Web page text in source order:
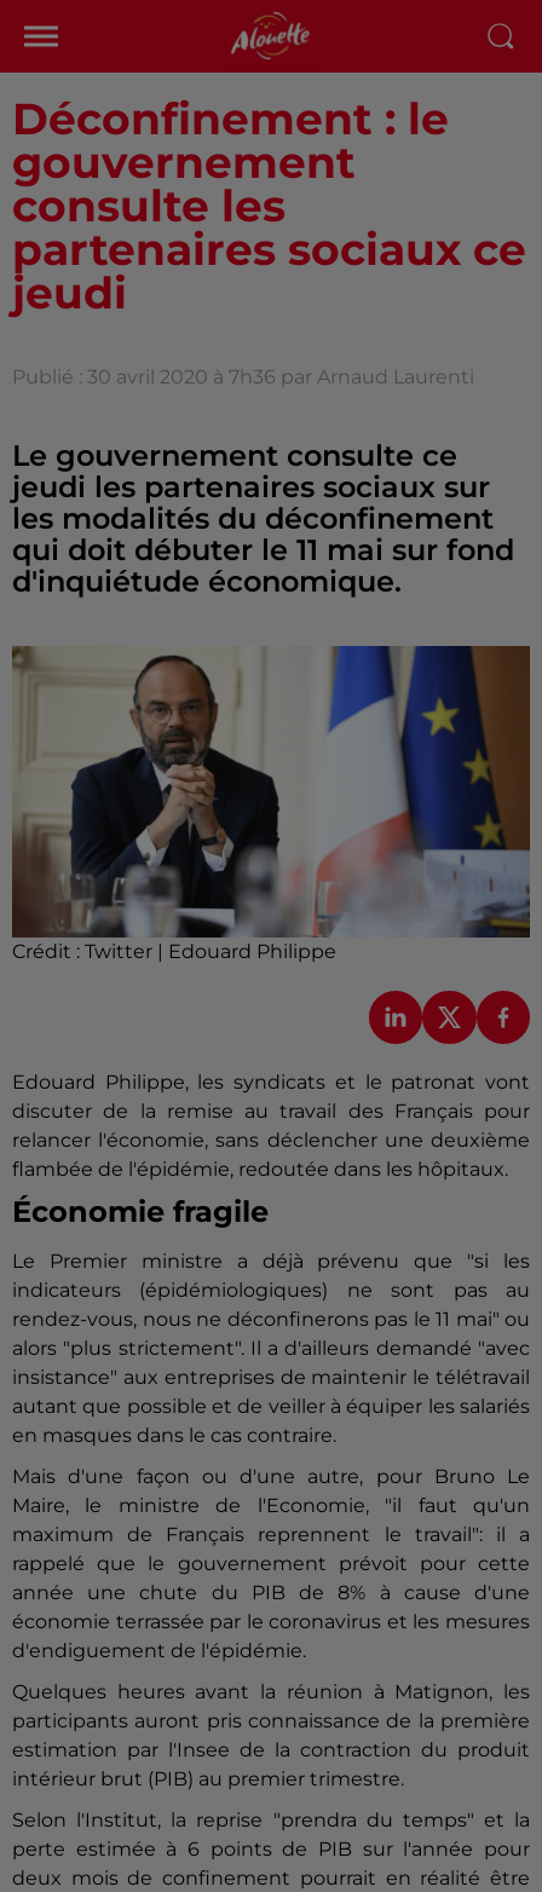
Déconfinement : le
gouvernement
consulte les
partenaires sociaux ce
jeudi
Publié : 30 avril 2020 à 7h36 par Arnaud Laurenti
Le gouvernement consulte ce
jeudi les partenaires sociaux sur
les modalités du déconfinement
qui doit débuter le 11 mai sur fond
d'inquiétude économique.
Crédit : Twitter | Edouard Philippe
Edouard Philippe, les syndicats et le patronat vont
discuter de la remise au travail des Français pour
relancer l'économie, sans déclencher une deuxième
flambée de l'épidémie, redoutée dans les hôpitaux.
Économie fragile
Le Premier ministre a déjà prévenu que "si les
indicateurs (épidémiologiques) ne sont pas au
rendez-vous, nous ne déconfinerons pas le 11 mai" ou
alors "plus strictement". Il a d'ailleurs demandé "avec
insistance" aux entreprises de maintenir le télétravail
autant que possible et de veiller à équiper les salariés
en masques dans le cas contraire.
Mais d'une façon ou d'une autre, pour Bruno Le
Maire, le ministre de l'Economie, "il faut qu'un
maximum de Français reprennent le travail": il a
rappelé que le gouvernement prévoit pour cette
année une chute du PIB de 8% à cause d'une
économie terrassée par le coronavirus et les mesures
d'endiguement de l'épidémie.
Quelques heures avant la réunion à Matignon, les
participants auront pris connaissance de la première
estimation par l'Insee de la contraction du produit
intérieur brut (PIB) au premier trimestre.
Selon l'Institut, la reprise "prendra du temps" et la
perte estimée à 6 points de PIB sur l'année pour
deux mois de confinement pourrait en réalité être